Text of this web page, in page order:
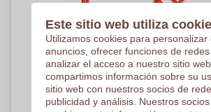
Este sitio web utiliza
Utilizamos cookies para personalizar
anuncios, ofrecer funciones de
analizar el acceso a nuestro sitio
compartimos información sobre su
sitio web con nuestros socios de
publicidad y análisis. Nuestros